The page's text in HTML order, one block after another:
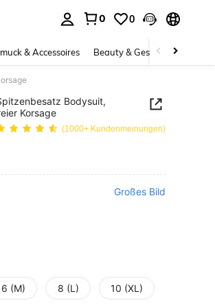
0 0
& Accessoires Beauty & Gesundheit
Bodysuit,
Korsage
(1000+ Kundenmeinungen)
Großes Bild
6 (M) 8 (L) 10 (XL)